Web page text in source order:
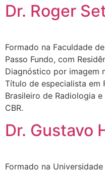
Dr. Roger
Formado na Faculdade
Passo Fundo, com
Diagnóstico por imagem
Título de especialista em
Brasileiro de Radiologia
CBR.
Dr. Gustavo
Formado na